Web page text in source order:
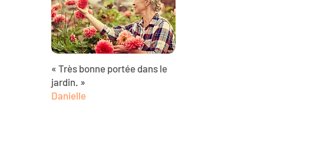
« Très bonne portée dans le
jardin. »
Danielle